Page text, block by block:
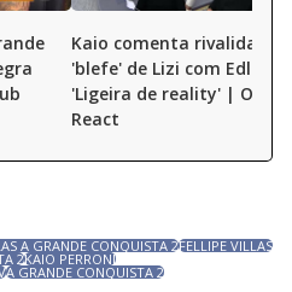
Kaio comenta rivalidade e
'blefe' de Lizi com Edlaine:
'Ligeira de reality' | O
React
A GRANDE CONQUISTA 2FELLIPE VILLAS
2KAIO PERRONI
A GRANDE CONQUISTA 2